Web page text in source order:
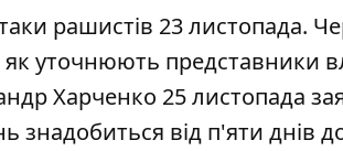
рашистів 23 листопада.
уточнюють представники
Харченко 25 листопада
знадобиться від п'яти